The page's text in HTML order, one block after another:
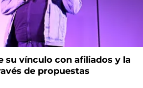
su vínculo con afiliados y la
de propuestas